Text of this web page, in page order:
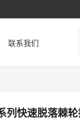
联系我们
列快速脱落棘轮